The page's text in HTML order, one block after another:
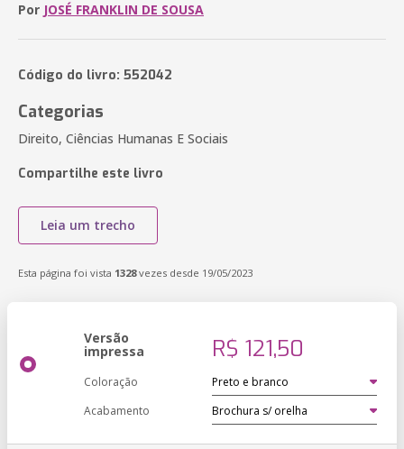
Por JOSÉ FRANKLIN DE SOUSA
Código do livro: 552042
Categorias
Direito, Ciências Humanas E Sociais
Compartilhe este livro
Leia um trecho
Esta página foi vista 1328vezes desde 19/05/2023
Versão
impressa R$ 121,50
Coloração
Acabamento